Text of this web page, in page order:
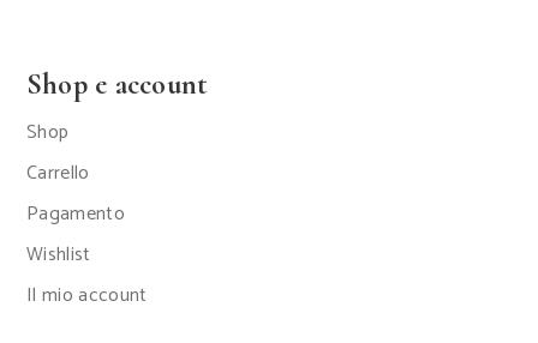
Shop e account
Shop
Carrello
Pagamento
Wishlist
Il mio account